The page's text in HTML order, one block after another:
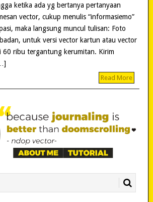
ketika ada yg bertanya pertanyaan
vector, cukup menulis “informasiemo”
maka langsung muncul tulisan: Foto
untuk versi vector kartun atau vector
60 ribu tergantung kerumitan. Kirim
Read More